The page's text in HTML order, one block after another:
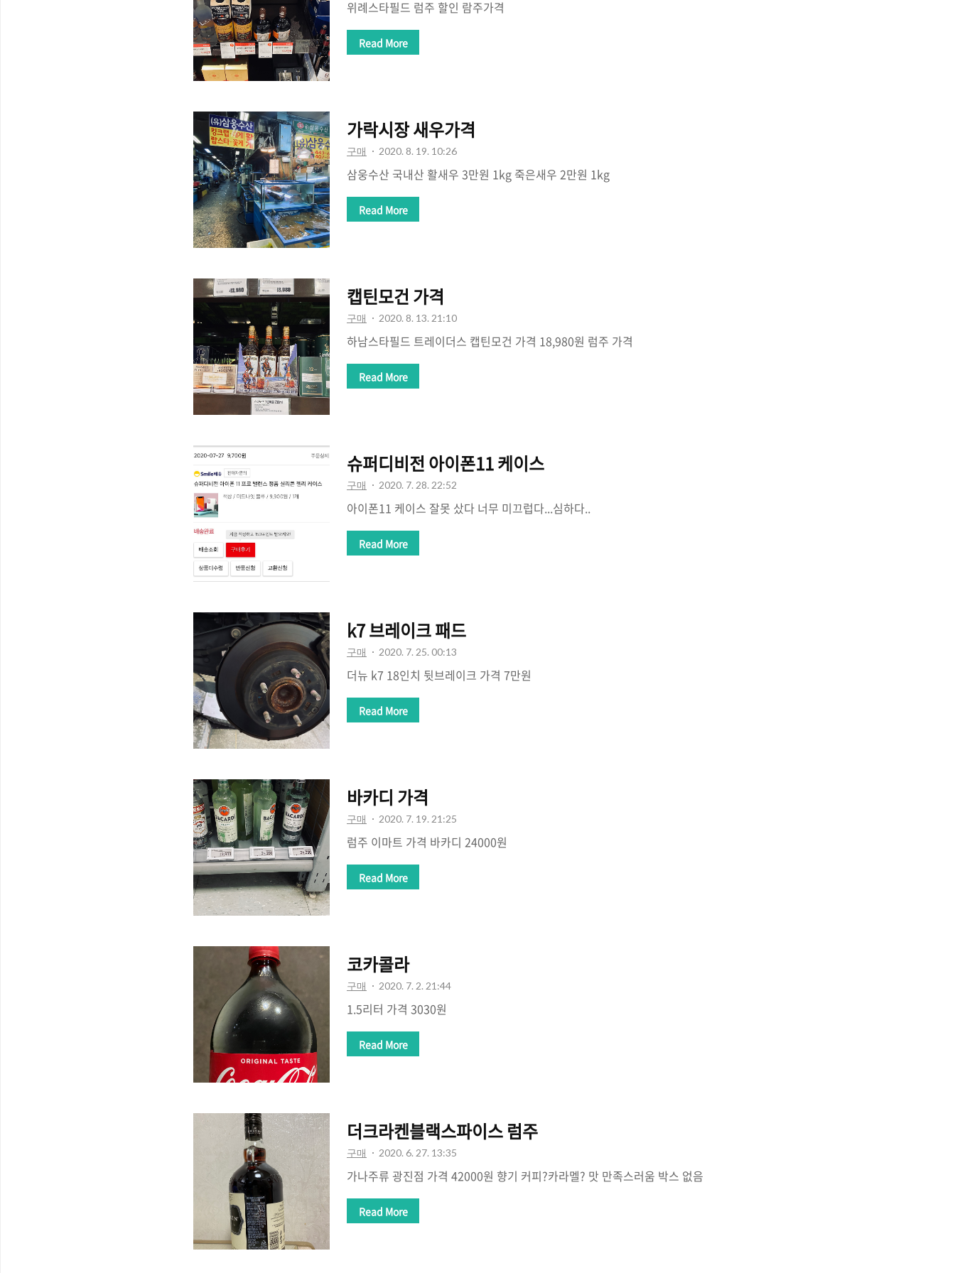
위례스타필드 럼주 할인 람주가격
Read More
가락시장 새우가격
구매 2020. 8. 19. 10:26
삼웅수산 국내산 활새우 3만원 1kg 죽은새우 2만원 1kg
Read More
캡틴모건 가격
구매 2020. 8. 13. 21:10
하남스타필드 트레이더스 캡틴모건 가격 18,980원 럼주 가격
Read More
슈퍼디비전 아이폰11 케이스
구매 2020. 7. 28. 22:52
아이폰11 케이스 잘못 샀다 너무 미끄럽다...심하다..
Read More
k7 브레이크 패드
구매 2020. 7. 25. 00:13
더뉴 k7 18인치 뒷브레이크 가격 7만원
Read More
바카디 가격
구매 2020. 7. 19. 21:25
럼주 이마트 가격 바카디 24000원
Read More
코카콜라
구매 2020. 7. 2. 21:44
1.5리터 가격 3030원
Read More
더크라켄블랙스파이스 럼주
구매 2020. 6. 27. 13:35
가나주류 광진점 가격 42000원 향기 커피?카라멜? 맛 만족스러움 박스 없음
Read More